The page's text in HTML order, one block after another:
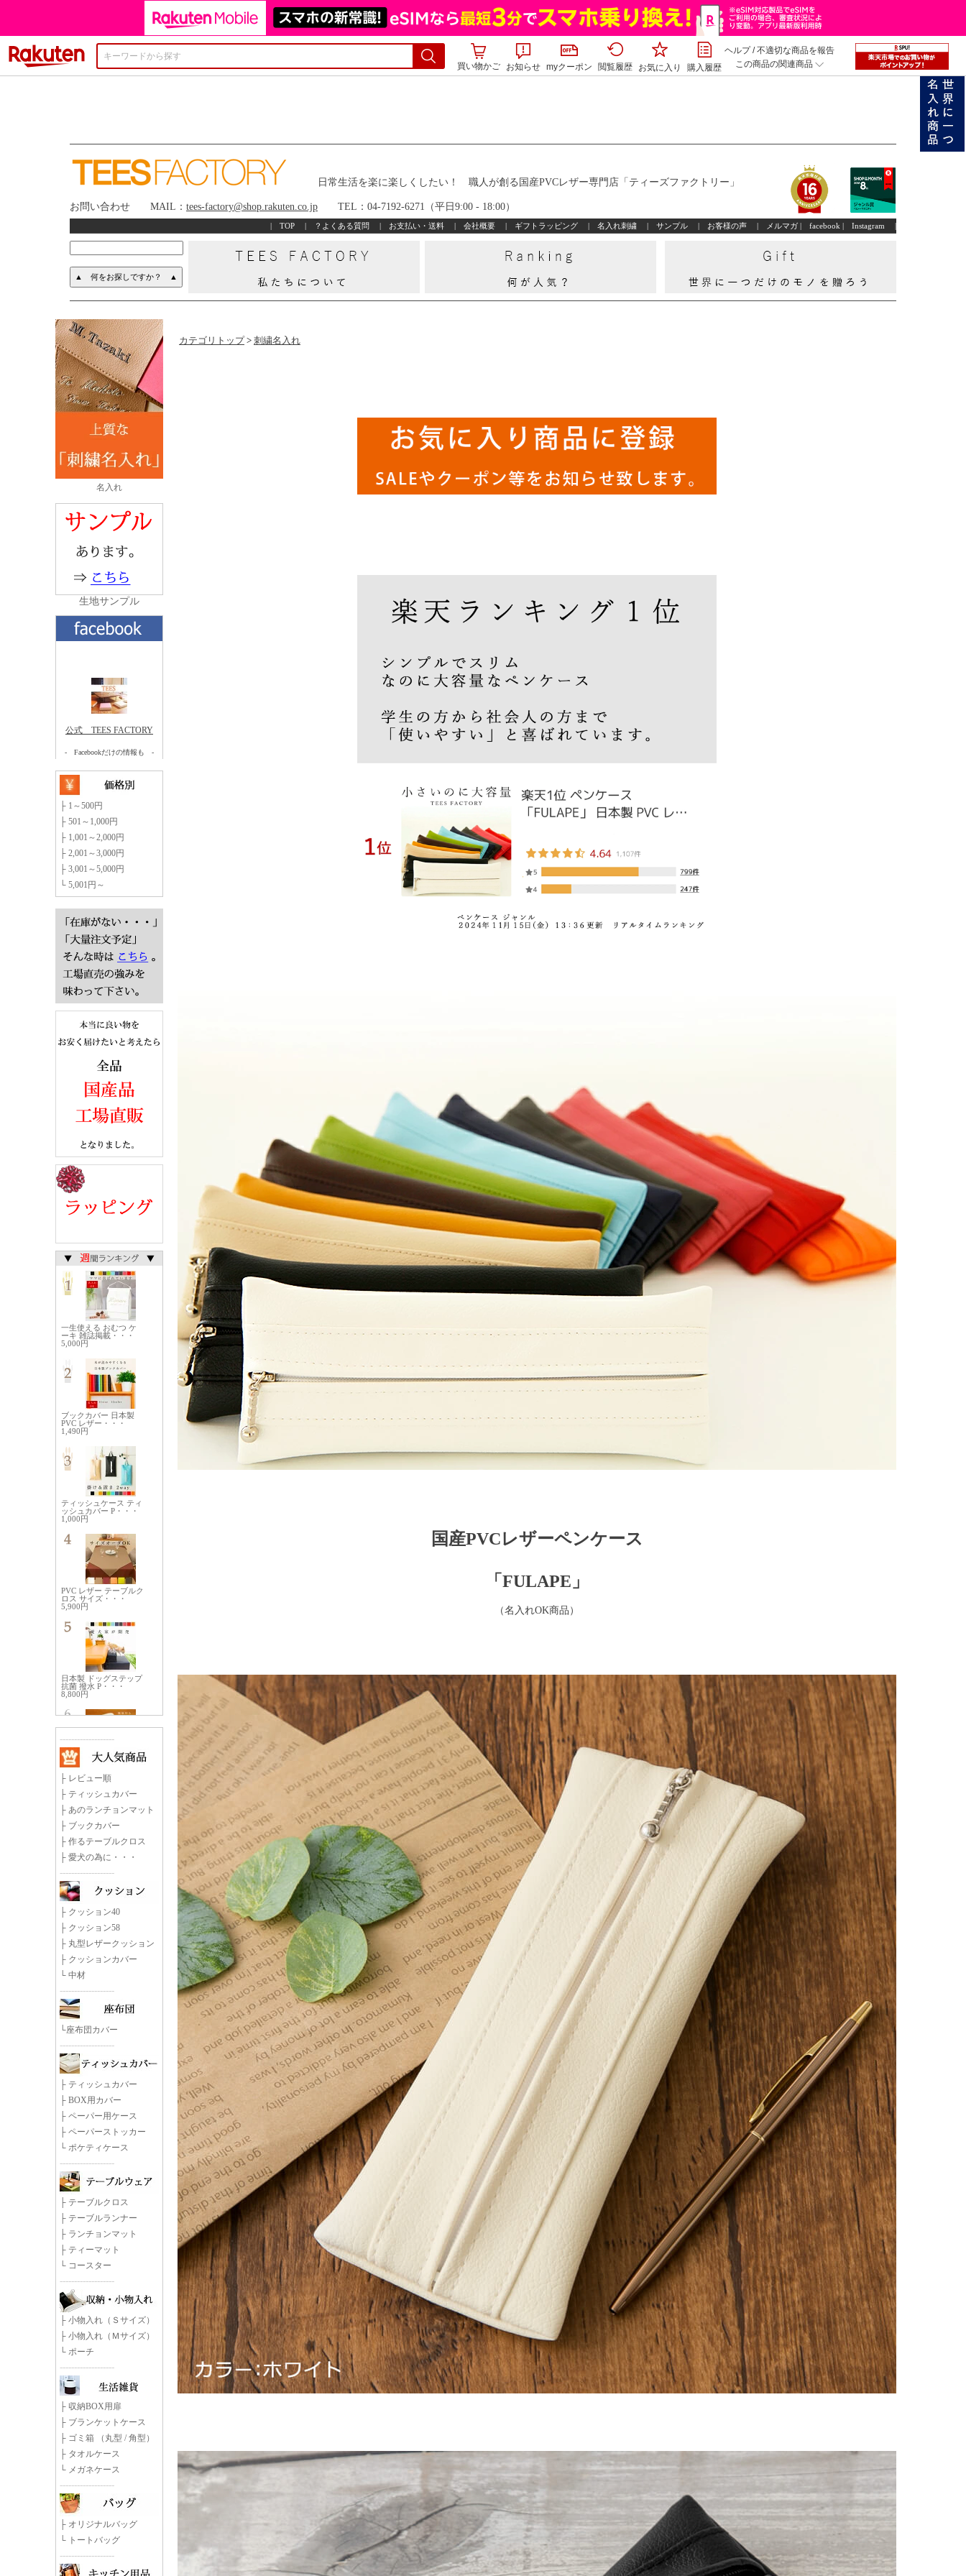
買い物かご
お知らせ myクーポン 閲覧履歴 お気に入り 購入履歴
ヘルプ/不適切な商品を報告
この商品の関連商品
日常生活を楽に楽しくしたい！ 職人が創る国産PVCレザー専門店「ティーズファクトリー」
お問い合わせ MAIL： tees-factory@shop.rakuten.co.jp TEL：04-7192-6271（平日9:00 - 18:00）
| TOP | ？よくある質問 | お支払い・送料 | 会社概要 | ギフトラッピング | 名入れ刺繍 | サンプル | お客様の声 | メルマガ | facebook | Instagram |
名入れ
生地サンプル
├ 1～500円
├ 501～1,000円
├ 1,001～2,000円
├ 2,001～3,000円
├ 3,001～5,000円
└ 5,001円～
-------------------
├ レビュー順
├ ティッシュカバー
├ あのランチョンマット
├ ブックカバー
├ 作るテーブルクロス
├ 愛犬の為に・・・
-------------------
├ クッション40
├ クッション58
├ 丸型レザークッション
├ クッションカバー
└ 中材
-------------------
└座布団カバー
-------------------
├ ティッシュカバー
├ BOX用カバー
├ ペーパー用ケース
├ ペーパーストッカー
└ ポケティケース
-------------------
├ テーブルクロス
├ テーブルランナー
├ ランチョンマット
├ ティーマット
└ コースター
-------------------
├ 小物入れ（Ｓサイズ）
├ 小物入れ（Ｍサイズ）
└ ポーチ
-------------------
├ 収納BOX用扉
├ ブランケットケース
├ ゴミ箱 （ 丸型 /角型）
├ タオルケース
└ メガネケース
-------------------
├ オリジナルバッグ
└ トートバッグ
-------------------
カテゴリトップ > 刺繍名入れ
国産PVCレザーペンケース
「FULAPE」
（名入れOK商品）